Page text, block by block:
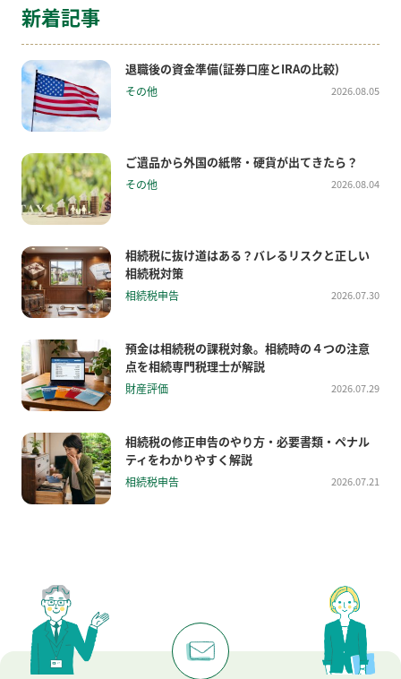
新着記事
退職後の資金準備(証券口座とIRAの比較)
2026.08.05
その他
ご遺品から外国の紙幣・硬貨が出てきたら？
2026.08.04
その他
相続税に抜け道はある？バレるリスクと正しい
相続税対策
2026.07.30
相続税申告
預金は相続税の課税対象。相続時の４つの注意
点を相続専門税理士が解説
2026.07.29
財産評価
相続税の修正申告のやり方・必要書類・ペナル
ティをわかりやすく解説
2026.07.21
相続税申告